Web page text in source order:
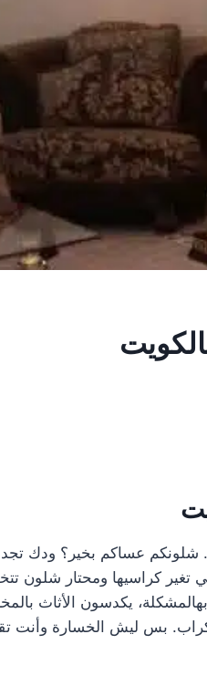
شلونكم عساكم بخير؟ ودك
تغير كراسيها ومحتار شلون
يكدسون الأثاث
بس ليش الخسارة وأنت